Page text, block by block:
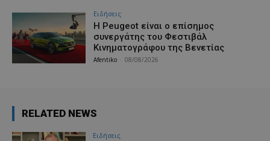
Ειδήσεις
Η Peugeot είναι ο επίσημος
συνεργάτης του Φεστιβάλ
Κινηματογράφου της Βενετίας
Afentiko 08/08/2026
RELATED NEWS
Ειδήσεις